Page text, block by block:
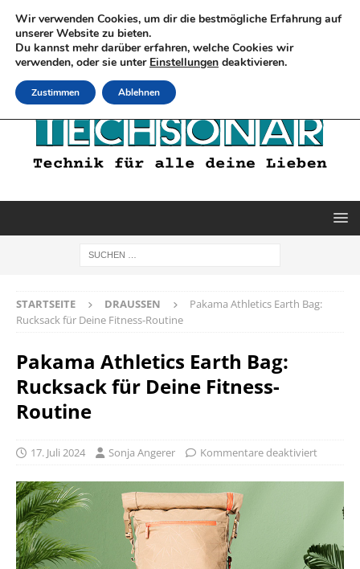
STARTSEITE DRAUSSEN
Pakama Athletics Earth Bag:
Rucksack für Deine Fitness-Routine
Pakama Athletics Earth Bag:
Rucksack für Deine Fitness-
Routine
17. Juli 2024 Sonja Angerer Kommentare deaktiviert
Wir verwenden Cookies, um dir die bestmögliche Erfahrung auf
unserer Website zu bieten.
Du kannst mehr darüber erfahren, welche Cookies wir
verwenden, oder sie unter Einstellungen deaktivieren.
Zustimmen Ablehnen